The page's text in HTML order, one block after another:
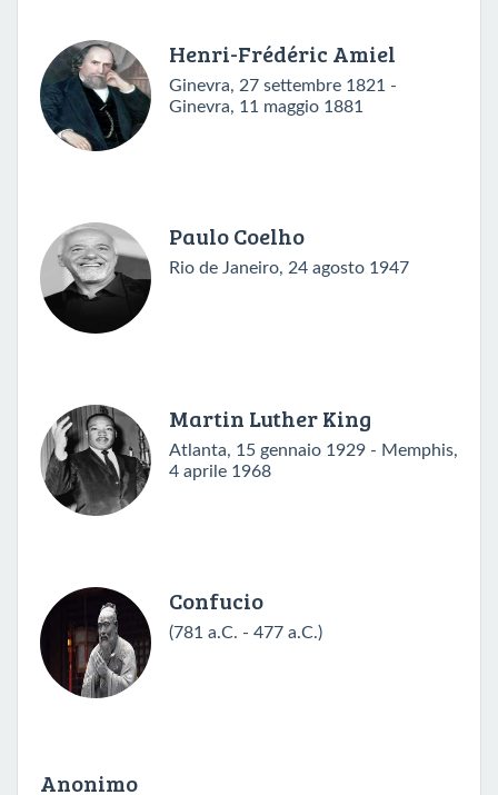
Henri-Frédéric Amiel
Ginevra, 27 settembre 1821 -
Ginevra, 11 maggio 1881
Paulo Coelho
Rio de Janeiro, 24 agosto 1947
Martin Luther King
Atlanta, 15 gennaio 1929 - Memphis,
4 aprile 1968
Confucio
(781 a.C. - 477 a.C.)
Anonimo